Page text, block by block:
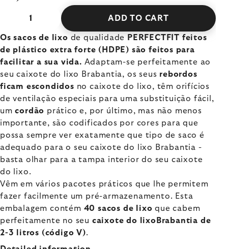
ADD TO CART
Os sacos de lixo de qualidade PERFECTFIT feitos
de plástico extra forte (HDPE) são feitos para
facilitar a sua vida. Adaptam-se perfeitamente ao
seu caixote do lixo Brabantia, os seus rebordos
ficam escondidos no caixote do lixo, têm orifícios
de ventilação especiais para uma substituição fácil,
umcordão prático e, por último, mas não menos
importante, são codificados por cores para que
possa sempre ver exatamente que tipo de saco é
adequado para o seu caixote do lixo Brabantia -
basta olhar para a tampa interior do seu caixote
do lixo.
Vêm em vários pacotes práticos que lhe permitem
fazer facilmente um pré-armazenamento. Esta
embalagem contém 40 sacos de lixo que cabem
perfeitamente no seu caixote do lixoBrabantia de
2-3 litros (código V).